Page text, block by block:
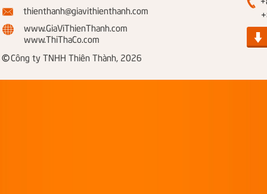
thienthanh@giavithienthanh.com
www.GiaViThienThanh.com
www.ThiThaCo.com
©
Công ty TNHH Thiên Thành, 2026